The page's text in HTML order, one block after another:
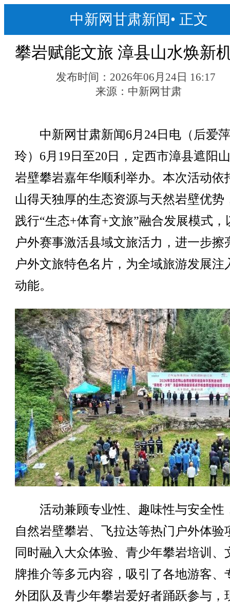
中新网甘肃新闻• 正文
攀岩赋能文旅 漳县山水焕新
发布时间： 2026年06月24日 16:17
来源： 中新网甘肃
中新网甘肃新闻6月24日电（后爱
玲）6月19日至20日，定西市漳县遮阳
岩壁攀岩嘉年华顺利举办。本次活动依
山得天独厚的生态资源与天然岩壁优势
践行“生态+体育+文旅”融合发展模式，
户外赛事激活县域文旅活力，进一步擦
户外文旅特色名片，为全域旅游发展注
动能。
活动兼顾专业性、趣味性与安全性
自然岩壁攀岩、飞拉达等热门户外体验
同时融入大众体验、青少年攀岩培训、
牌推介等多元内容，吸引了各地游客、
外团队及青少年攀岩爱好者踊跃参与，